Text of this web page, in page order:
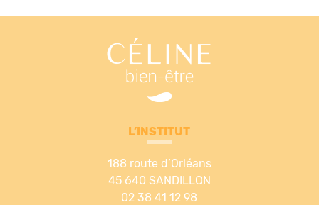
L’INSTITUT
188 route d’Orléans
45 640 SANDILLON
02 38 41 12 98